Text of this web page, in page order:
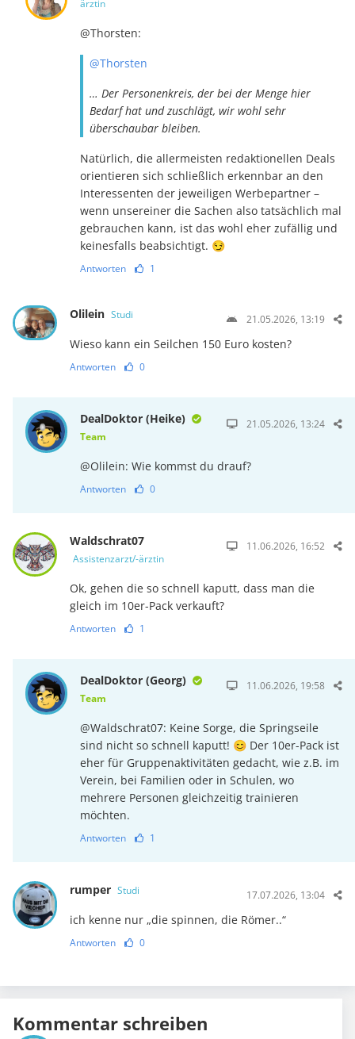
ärztin
@Thorsten:
@Thorsten
… Der Personenkreis, der bei der Menge hier
Bedarf hat und zuschlägt, wir wohl sehr
überschaubar bleiben.
Natürlich, die allermeisten redaktionellen Deals
orientieren sich schließlich erkenn­bar an den
Interessenten der jeweiligen Werbepartner –
wenn unsereiner die Sa­chen also tatsächlich mal
gebrauchen kann, ist das wohl eher zufällig und
keines­falls beabsichtigt. 😏
Antworten 1
Olilein Studi 21.05.2026, 13:19
Wieso kann ein Seilchen 150 Euro kosten?
Antworten 0
DealDoktor (Heike)
Team
21.05.2026, 13:24
@Olilein: Wie kommst du drauf?
Antworten 0
Waldschrat07
Assistenzarzt/-ärztin
11.06.2026, 16:52
Ok, gehen die so schnell kaputt, dass man die
gleich im 10er-Pack verkauft?
Antworten 1
DealDoktor (Georg)
Team
11.06.2026, 19:58
@Waldschrat07: Keine Sorge, die Springseile
sind nicht so schnell kaputt! 😊 Der 10er-Pack ist
eher für Gruppenaktivitäten gedacht, wie z.B. im
Verein, bei Familien oder in Schulen, wo
mehrere Personen gleichzeitig trainieren
möchten.
Antworten 1
rumper Studi 17.07.2026, 13:04
ich kenne nur „die spinnen, die Römer..“
Antworten 0
Kommentar schreiben